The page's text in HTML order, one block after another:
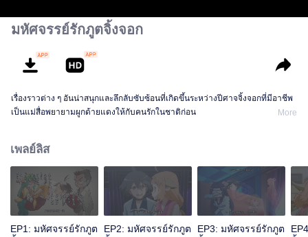
มหัศจรรย์รักภูตจิ้งจอก
เรื่องราวต่าง ๆ อันน่าสนุกและลึกลับซับซ้อนที่เกิดขึ้นระหว่างปีศาจจิ้งจอกที่มีอาชีพ
เป็นแม่สื่อพยายามผูกด้ายแดงให้กับคนรักในชาติก่อน
More
เพลย์ลิส
EP1: มหัศจรรย์รักภูต
EP2: มหัศจรรย์รักภูต
EP3: มหัศจรรย์รักภูต